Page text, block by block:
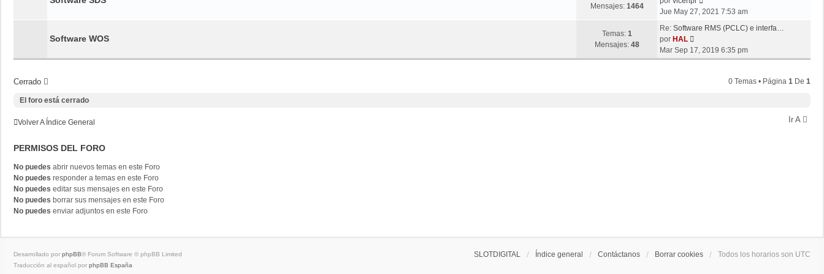
e
s
a
e
o
e
s
j
l
i
o
m
Mensajes: 1464
e
ú
t
Jue May 27, 2021 7:53 am
Software WOS Temas: 1
Mensajes: 48
Re: Software RMS (PCLC) e interfa…
por HAL
e
r
Mar Sep 17, 2019 6:35 pm
Cerrado 0 Temas • Página 1 De 1
El foro está cerrado
Volver A Índice General Ir A
PERMISOS DEL FORO
No puedes abrir nuevos temas en este Foro
No puedes responder a temas en este Foro
No puedes editar sus mensajes en este Foro
No puedes borrar sus mensajes en este Foro
No puedes enviar adjuntos en este Foro
SLOTDIGITAL Índice general Contáctanos Borrar cookies Todos los horarios son UTC
Desarrollado por phpBB® Forum Software © phpBB Limited
Traducción al español por phpBB España